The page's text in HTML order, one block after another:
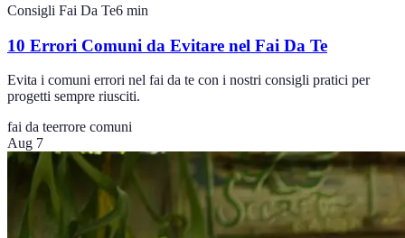
Consigli Fai Da Te6 min
10 Errori Comuni da Evitare nel Fai Da Te
Evita i comuni errori nel fai da te con i nostri consigli pratici per
progetti sempre riusciti.
fai da teerrore comuni
Aug 7